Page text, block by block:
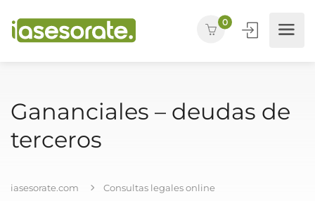
0
Gananciales – deudas de
terceros
iasesorate.com
Consultas legales online